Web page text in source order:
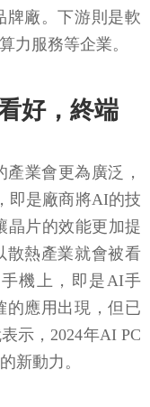
牌廠。下游則是軟
力服務等企業。
好，終端
業會更為廣泛，
即是廠商將AI的技
晶片的效能更加提
散熱產業就會被看
機上，即是AI手
的應用出現，但已
示，2024年AI PC
新動力。